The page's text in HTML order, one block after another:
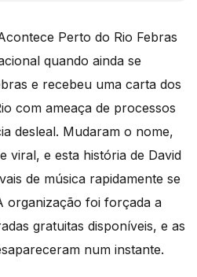
Perto do Rio Febras
quando ainda se
e recebeu uma carta dos
com ameaça de processos
desleal. Mudaram o nome,
viral, e esta história de David
de música rapidamente se
organização foi forçada a
gratuitas disponíveis, e as
num instante.